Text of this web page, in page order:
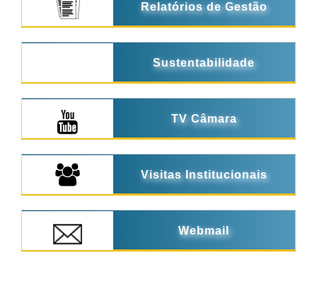
Relatórios de Gestão
Sustentabilidade
TV Câmara
Visitas Institucionais
Webmail